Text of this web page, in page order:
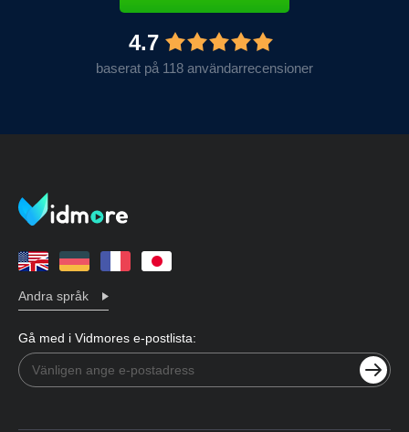
4.7
baserat på 118 användarrecensioner
Andra språk
Gå med i Vidmores e-postlista: